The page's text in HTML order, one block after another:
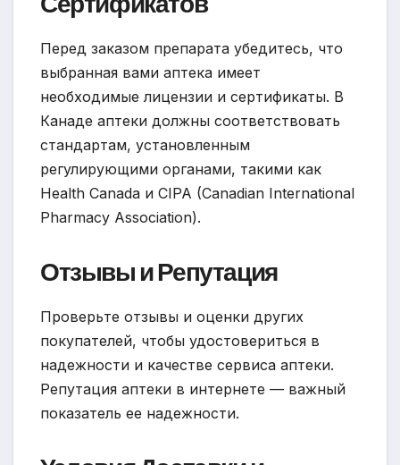
Перед заказом препарата убедитесь, что
выбранная вами аптека имеет
необходимые лицензии и сертификаты. В
Канаде аптеки должны соответствовать
стандартам, установленным
регулирующими органами, такими как
Health Canada и CIPA (Canadian International
Pharmacy Association).
Отзывы и Репутация
Проверьте отзывы и оценки других
покупателей, чтобы удостовериться в
надежности и качестве сервиса аптеки.
Репутация аптеки в интернете — важный
показатель ее надежности.